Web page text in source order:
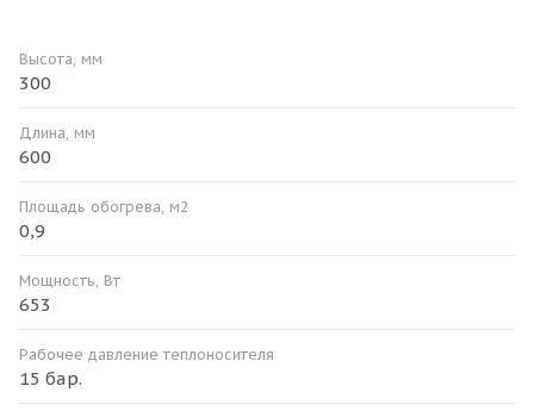
Высота, мм
300
Длина, мм
600
Площадь обогрева, м2
0,9
Мощность, Вт
653
Рабочее давление теплоносителя
15 бар.